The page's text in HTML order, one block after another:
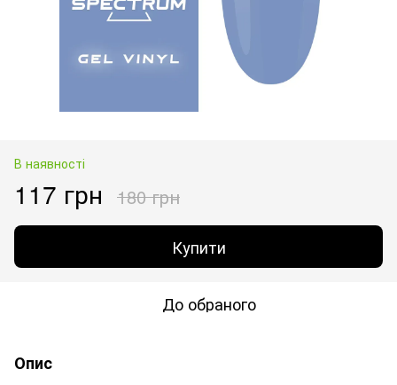
В наявності
117 грн 180 грн
Купити
До обраного
Опис